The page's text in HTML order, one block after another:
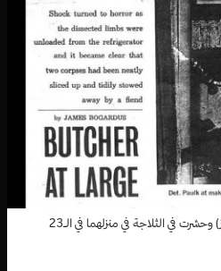
قٌطعت أوصال (فريد) و(إدوينا روجرز) وحشرت في الثلاجة في منزلهما في الـ23